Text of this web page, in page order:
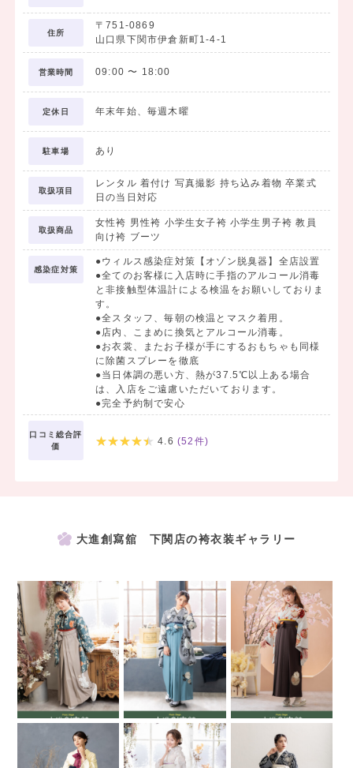
い。
お友達と一緒にだんだんお得なサービスも！！
ギフトカードをプレゼントいたします。
是非この機会に、お友達を誘って、家や学校から近い
住所
〒751-0869
山口県下関市伊倉新町1-4-1
営業時間 09:00 〜 18:00
定休日 年末年始、毎週木曜
駐車場 あり
取扱項目
レンタル 着付け 写真撮影 持ち込み着物 卒業式
日の当日対応
取扱商品
女性袴 男性袴 小学生女子袴 小学生男子袴 教員
向け袴 ブーツ
感染症対策
●ウィルス感染症対策【オゾン脱臭器】全店設置
●全てのお客様に入店時に手指のアルコール消毒
と非接触型体温計による検温をお願いしておりま
す。
●全スタッフ、毎朝の検温とマスク着用。
●店内、こまめに換気とアルコール消毒。
●お衣裳、またお子様が手にするおもちゃも同様
に除菌スプレーを徹底
●当日体調の悪い方、熱が37.5℃以上ある場合
は、入店をご遠慮いただいております。
●完全予約制で安心
口コミ総合評
価
4.6 (52 件)
大進創寫舘 下関店の袴衣装ギャラリー